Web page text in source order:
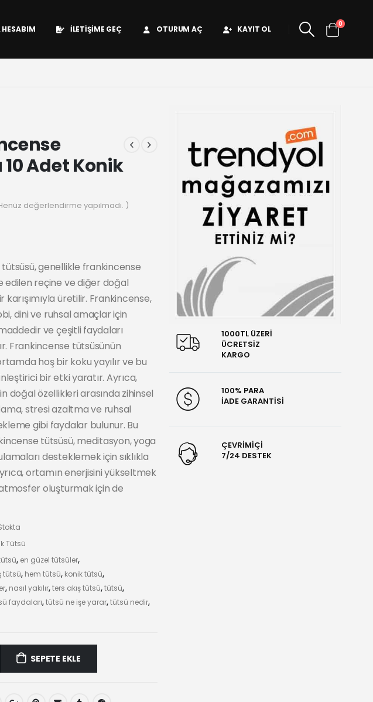
İLETIŞIME GEÇ OTURUM AÇ KAYIT OL
0
Adet Konik
değerlendirme yapılmadı. )
genellikle frankincense
edilen reçine ve diğer doğal
üretilir. Frankincense,
dini ve ruhsal amaçlar için
ve çeşitli faydaları
Frankincense tütsüsünün
hoş bir koku yayılır ve bu
bir etki yaratır. Ayrıca,
doğal özellikleri arasında zihinsel
stresi azaltma ve ruhsal
gibi faydalar bulunur. Bu
tütsüsü, meditasyon, yoga
desteklemek için sıklıkla
ortamın enerjisini yükseltmek
oluşturmak için de
Tütsü
, en güzel tütsüler,
tütsü, hem tütsü, konik tütsü,
, nasıl yakılır,ters akış tütsü,tütsü,
faydaları,tütsü ne işe yarar,tütsü nedir,
SEPETE EKLE
1000TL ÜZERİ
ÜCRETSİZ
KARGO
100% PARA
İADE GARANTİSİ
ÇEVRİMİÇİ
7/24 DESTEK